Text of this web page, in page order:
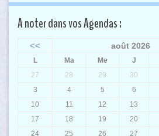
A noter dans vos Agendas :
<< août 2026
L Ma Me J
27
28 29 30
3
4 5 6
10
11 12 13
17
18 19 20
24
25 26 27